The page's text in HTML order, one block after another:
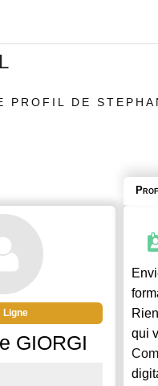
PROFIL DE
Ligne
GIORGI
qui